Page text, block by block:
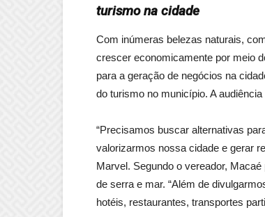
turismo na cidade
Com inúmeras belezas naturais,
crescer economicamente por meio
para a geração de negócios na
do turismo no município. A
“Precisamos buscar alternativas
valorizarmos nossa cidade e gerar
Marvel. Segundo o vereador,
de serra e mar. “Além de
hotéis, restaurantes, transportes